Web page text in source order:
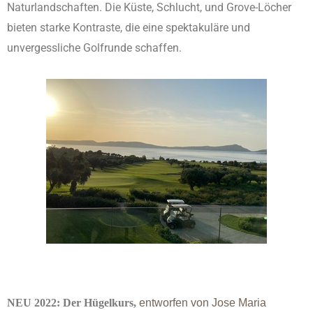
Naturlandschaften. Die Küste, Schlucht, und Grove-Löcher
bieten starke Kontraste, die eine spektakuläre und
unvergessliche Golfrunde schaffen.
NEU 2022: Der Hügelkurs, entworfen von Jose Maria